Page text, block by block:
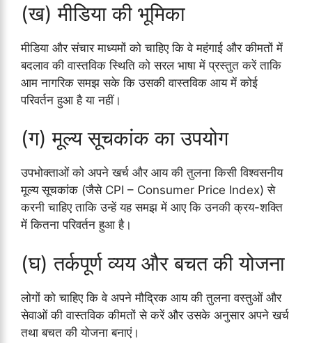
(ख) मीडिया की भूमिका
मीडिया और संचार माध्यमों को चाहिए कि वे महंगाई और कीमतों में
बदलाव की वास्तविक स्थिति को सरल भाषा में प्रस्तुत करें ताकि
आम नागरिक समझ सके कि उसकी वास्तविक आय में कोई
परिवर्तन हुआ है या नहीं।
(ग) मूल्य सूचकांक का उपयोग
उपभोक्ताओं को अपने खर्च और आय की तुलना किसी विश्वसनीय
मूल्य सूचकांक (जैसे CPI – Consumer Price Index) से
करनी चाहिए ताकि उन्हें यह समझ में आए कि उनकी क्रय-शक्ति
में कितना परिवर्तन हुआ है।
(घ) तर्कपूर्ण व्यय और बचत की योजना
लोगों को चाहिए कि वे अपने मौद्रिक आय की तुलना वस्तुओं और
सेवाओं की वास्तविक कीमतों से करें और उसके अनुसार अपने खर्च
तथा बचत की योजना बनाएं।